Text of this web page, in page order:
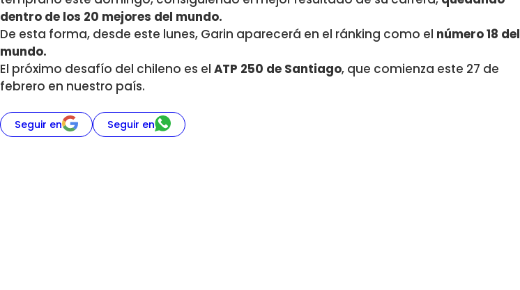
dentro de los 20 mejores del mundo.
De esta forma, desde este lunes, Garin aparecerá en el ránking como el número 18 del
mundo.
El próximo desafío del chileno es el ATP 250 de Santiago, que comienza este 27 de
febrero en nuestro país.
Seguir en Seguir en